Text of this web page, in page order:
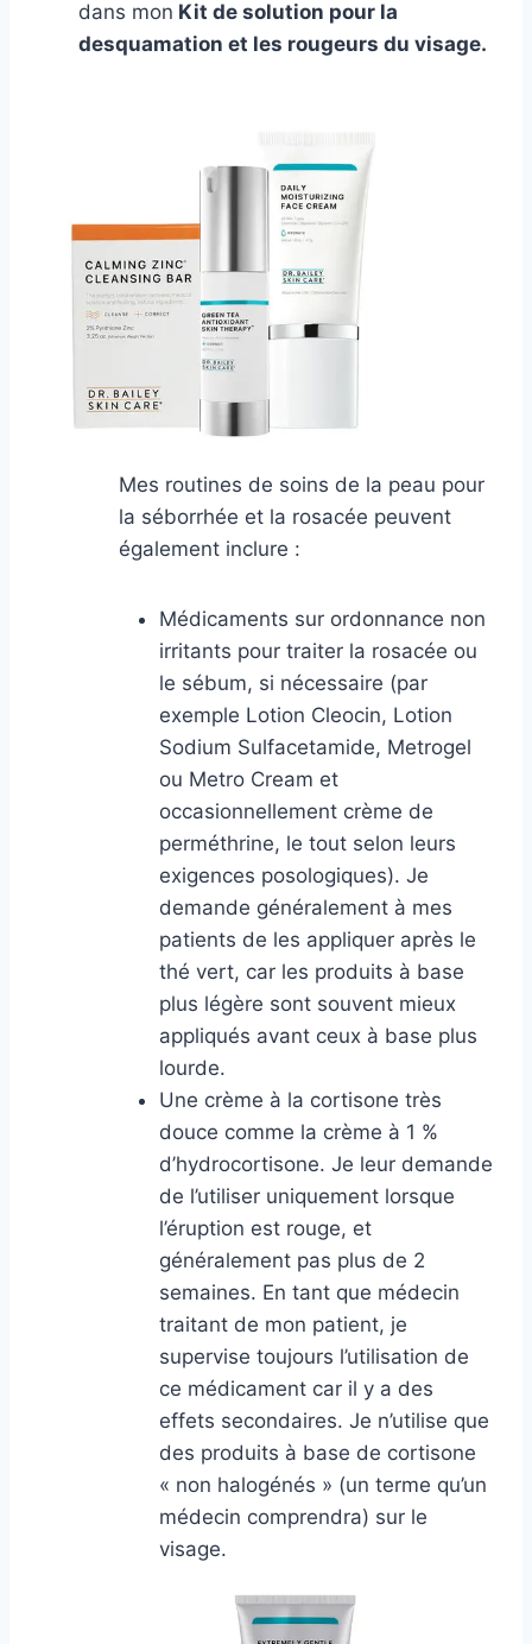
dans mon Kit de solution pour la
desquamation et les rougeurs du visage.
Mes routines de soins de la peau pour
la séborrhée et la rosacée peuvent
également inclure :
Médicaments sur ordonnance non
irritants pour traiter la rosacée ou
le sébum, si nécessaire (par
exemple Lotion Cleocin, Lotion
Sodium Sulfacetamide, Metrogel
ou Metro Cream et
occasionnellement crème de
perméthrine, le tout selon leurs
exigences posologiques). Je
demande généralement à mes
patients de les appliquer après le
thé vert, car les produits à base
plus légère sont souvent mieux
appliqués avant ceux à base plus
lourde.
Une crème à la cortisone très
douce comme la crème à 1 %
d’hydrocortisone. Je leur demande
de l’utiliser uniquement lorsque
l’éruption est rouge, et
généralement pas plus de 2
semaines. En tant que médecin
traitant de mon patient, je
supervise toujours l’utilisation de
ce médicament car il y a des
effets secondaires. Je n’utilise que
des produits à base de cortisone
« non halogénés » (un terme qu’un
médecin comprendra) sur le
visage.